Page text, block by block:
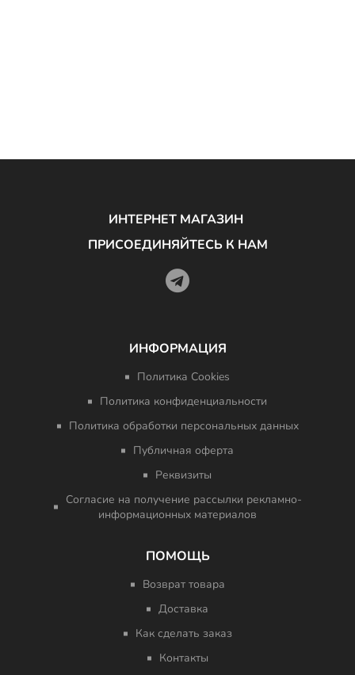
ИНТЕРНЕТ МАГАЗИН
ПРИСОЕДИНЯЙТЕСЬ К НАМ
ИНФОРМАЦИЯ
Политика Cookies
Политика конфиденциальности
Политика обработки персональных данных
Публичная оферта
Реквизиты
Согласие на получение рассылки рекламно-
информационных материалов
ПОМОЩЬ
Возврат товара
Доставка
Как сделать заказ
Контакты